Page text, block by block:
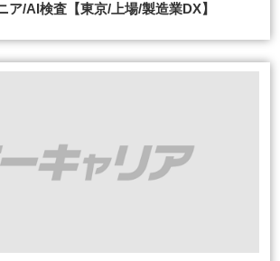
ア/AI検査【東京/上場/製造業DX】